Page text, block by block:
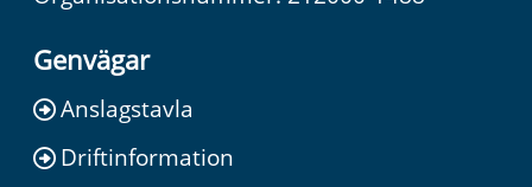
Genvägar
Anslagstavla
Driftinformation